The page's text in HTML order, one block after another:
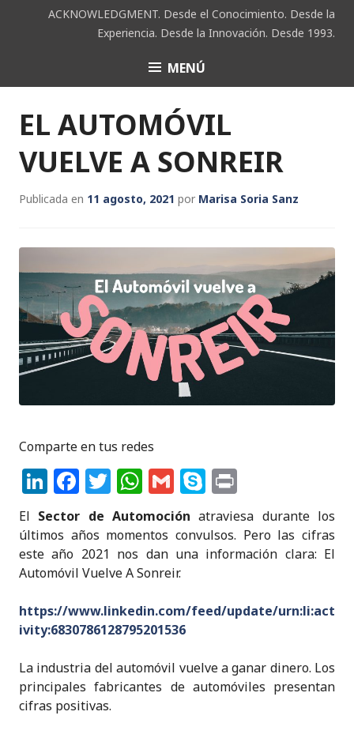
ACKNOWLEDGMENT. Desde el Conocimiento. Desde la
Experiencia. Desde la Innovación. Desde 1993.
ACK MENÚ
EL AUTOMÓVIL
VUELVE A SONREIR
Publicada en 11 agosto, 2021 por Marisa Soria Sanz
Comparte en tus redes
Li
n
k
e
dI
n
F
a
c
e
b
o
o
k
T
w
it
te
r
W
h
a
ts
A
p
p
G
m
ai
l
S
k
y
p
ri
n
t
El Sector de Automoción atraviesa durante los
últimos años momentos convulsos. Pero las cifras
este año 2021 nos dan una información clara: El
Automóvil Vuelve A Sonreir.
https://www.linkedin.com/feed/update/urn:li:act
ivity:6830786128795201536
La industria del automóvil vuelve a ganar dinero. Los
principales fabricantes de automóviles presentan
cifras positivas.